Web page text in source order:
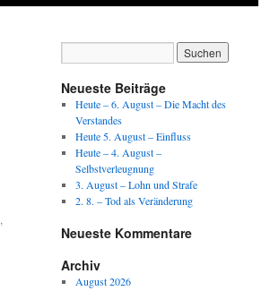
,
Neueste Beiträge
Heute – 6. August – Die Macht des
Verstandes
Heute 5. August – Einfluss
Heute – 4. August –
Selbstverleugnung
3. August – Lohn und Strafe
2. 8. – Tod als Veränderung
Neueste Kommentare
Archiv
August 2026